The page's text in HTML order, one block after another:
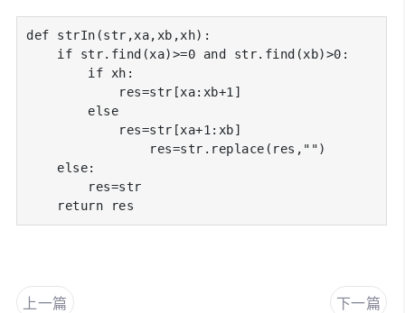
def strIn(str,xa,xb,xh):
    if str.find(xa)>=0 and str.find(xb)>0:
        if xh:
            res=str[xa:xb+1]
        else
            res=str[xa+1:xb]
                res=str.replace(res,"")
    else:
        res=str
    return res
上一篇 下一篇